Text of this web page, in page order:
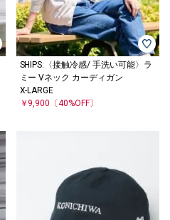
SHIPS:〈接触冷感/ 手洗い可能〉ラ
ミー Vネック カーディガン
X-LARGE
￥9,900 〔40%OFF〕